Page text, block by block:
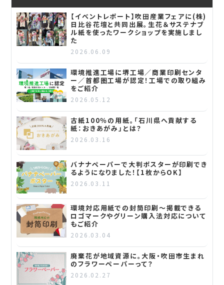
【イベントレポート】吹田産業フェアに(株)
日比谷花壇と共同出展。生花＆サステナブ
ル紙を使ったワークショップを実施しまし
た
2026.06.09
環境推進工場に堺工場／商業印刷センタ
ー／首都圏工場が認定！工場での取り組み
をご紹介
2026.05.12
古紙100％の用紙。「石川県へ貢献する
紙：おきあがみ」とは？
2026.03.16
バナナペーパーで大判ポスターが印刷でき
るようになりました！【1枚からOK】
2026.03.11
環境対応用紙での封筒印刷～掲載できる
ロゴマークやグリーン購入法対応について
もご紹介
2026.03.04
廃棄花が地域資源に。大阪・吹田市生まれ
のフラワーペーパーって？
2026.02.27